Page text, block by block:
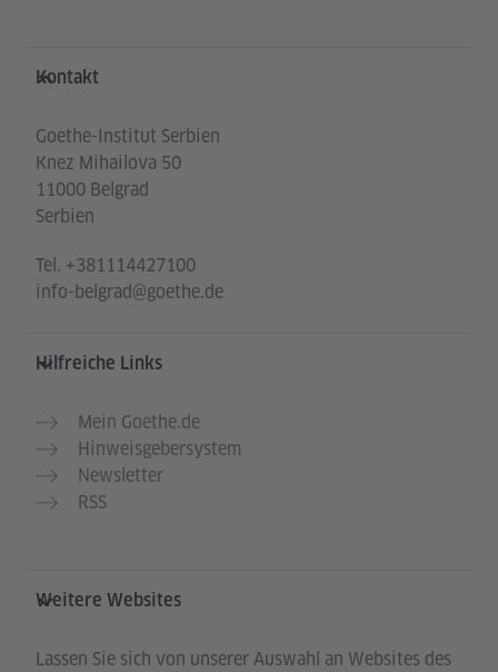
Service- und Informationsbereich
Kontakt
Goethe-Institut Serbien
Knez Mihailova 50
11000 Belgrad
Serbien
Tel. +381114427100
info-belgrad@goethe.de
Hilfreiche Links
Mein Goethe.de
Hinweisgebersystem
Newsletter
RSS
Weitere Websites
Lassen Sie sich von unserer Auswahl an Websites des